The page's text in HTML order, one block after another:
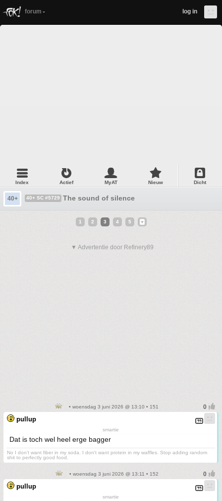
forum log in
Index Actief MyAT Nieuw Dicht
40+ 40+ SC #5729 The sound of silence
1 2 3 4 5
▼ Advertentie door Refinery89
• woensdag 3 juni 2026 @ 13:10 • 151
pullup
smartie
Dat is toch wel heel erge bagger
No I don't want fiber in my soda. I don't want protein in my waffles. Stop adding random
shit to perfectly good food.
• woensdag 3 juni 2026 @ 13:11 • 152
pullup
smartie